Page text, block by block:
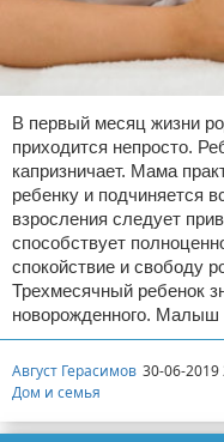
В первый месяц жизни
приходится непросто.
капризничает. Мама
ребенку и подчиняется
взросления следует
способствует
спокойствие и свободу
Трехмесячный ребенок
новорожденного. Малыш
Август Герасимов 30-06-2019
Дом и семья